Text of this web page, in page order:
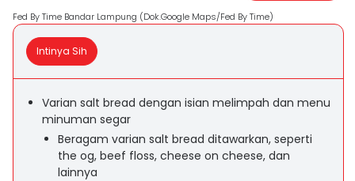
Fed By Time Bandar Lampung (Dok.Google Maps/Fed By Time)
Intinya Sih
Varian salt bread dengan isian melimpah dan menu
minuman segar
Beragam varian salt bread ditawarkan, seperti
the og, beef floss, cheese on cheese, dan
lainnya